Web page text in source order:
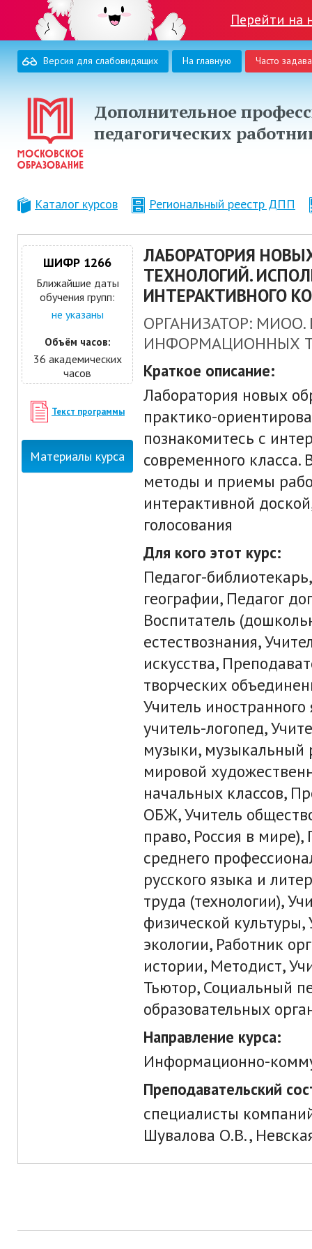
Перейти на
Версия для слабовидящих На главную Часто
Дополнительное
педагогических
Каталог курсов Региональный реестр ДПП
ШИФР 1266
Ближайшие даты
обучения групп:
не указаны
Объём часов:
36 академических
часов
Текст программы
Материалы курса
ЛАБОРАТОРИЯ
ТЕХНОЛОГИЙ.
ИНТЕРАКТИВНОГО
ОРГАНИЗАТОР: МИОО.
ИНФОРМАЦИОННЫХ
Краткое описание:
Лаборатория новых
практико-
познакомитесь с
современного
методы и приемы
интерактивной
голосования
Для кого этот курс:
Педагог-
географии, Педагог
Воспитатель
естествознания,
искусства,
творческих
Учитель
учитель-логопед,
музыки, музыкальный
мировой
начальных классов,
ОБЖ, Учитель
право, Россия в мире),
среднего
русского языка и
труда (технологии),
физической
экологии, Работник
истории, Методист,
Тьютор, Социальный
образовательных
Направление курса:
Информационно-
Преподавательский
специалисты
Шувалова О.В.,